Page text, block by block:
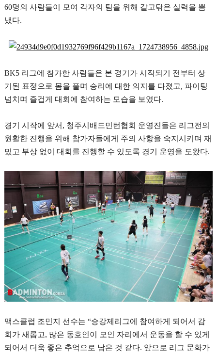
60명의 사람들이 모여 각자의 팀을 위해 갈고닦은 실력을 뽐
냈다.
BK5 리그에 참가한 사람들은 본 경기가 시작되기 전부터 상
기된 표정으로 몸을 풀며 승리에 대한 의지를 다졌고, 파이팅
넘치며 즐겁게 대회에 참여하는 모습을 보였다.
경기 시작에 앞서 , 청주시배드민턴협회 운영진들은 리그전의
원활한 진행을 위해 참가자들에게 주의 사항을 숙지시키며 재
밌고 부상 없이 대회를 진행할 수 있도록 경기 운영을 도왔다.
맥스클럽 조민지 선수는 “승강제리그에 참여하게 되어서 감
회가 새롭고, 많은 동호인이 모인 자리에서 운동을 할 수 있게
되어서 더욱 좋은 추억으로 남은 것 같다. 앞으로 리그 문화가